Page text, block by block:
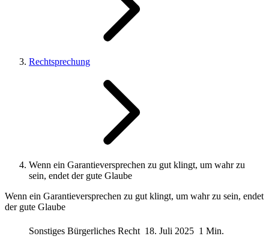
Rechtsprechung
Wenn ein Garantieversprechen zu gut klingt, um wahr zu
sein, endet der gute Glaube
Wenn ein Garantieversprechen zu gut klingt, um wahr zu sein, endet
der gute Glaube
Sonstiges Bürgerliches Recht 18. Juli 2025 1 Min.